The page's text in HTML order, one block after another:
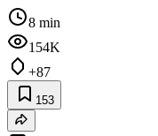
8 min
154K
+87
153